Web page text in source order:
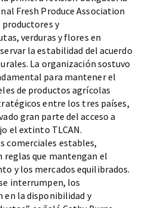
Fresh Produce Association
productores y
verduras y flores en
la estabilidad del acuerdo
La organización sostuvo
para mantener el
de productos agrícolas
entre los tres países,
gran parte del acceso a
el extinto TLCAN.
comerciales estables,
reglas que mantengan el
y los mercados equilibrados.
interrumpen, los
en la disponibilidad y